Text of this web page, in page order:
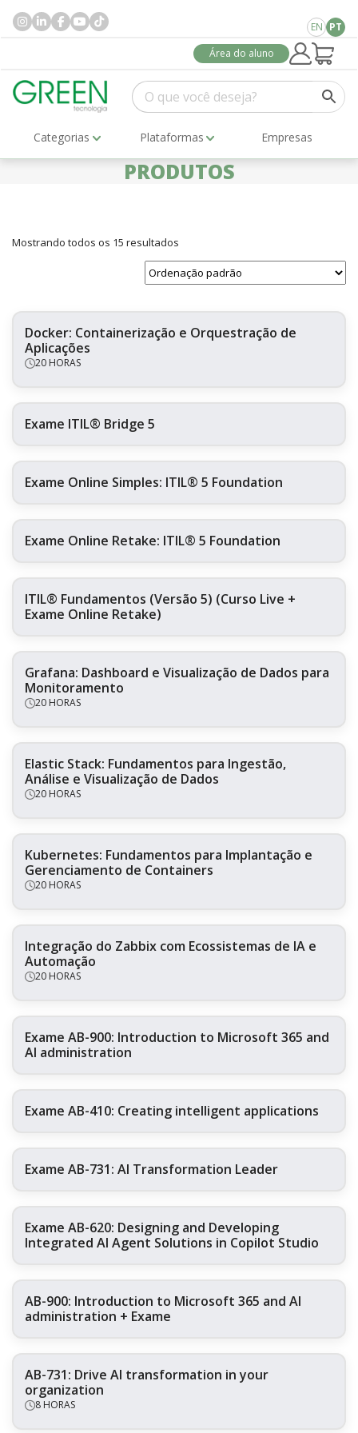
EN PT
Área do aluno
Categorias Plataformas Empresas
PRODUTOS
Mostrando todos os 15 resultados
Docker: Containerização e Orquestração de
Aplicações
20 HORAS
Exame ITIL® Bridge 5
Exame Online Simples: ITIL® 5 Foundation
Exame Online Retake: ITIL® 5 Foundation
ITIL® Fundamentos (Versão 5) (Curso Live +
Exame Online Retake)
Grafana: Dashboard e Visualização de Dados para
Monitoramento
20 HORAS
Elastic Stack: Fundamentos para Ingestão,
Análise e Visualização de Dados
20 HORAS
Kubernetes: Fundamentos para Implantação e
Gerenciamento de Containers
20 HORAS
Integração do Zabbix com Ecossistemas de IA e
Automação
20 HORAS
Exame AB-900: Introduction to Microsoft 365 and
AI administration
Exame AB-410: Creating intelligent applications
Exame AB-731: AI Transformation Leader
Exame AB-620: Designing and Developing
Integrated AI Agent Solutions in Copilot Studio
AB-900: Introduction to Microsoft 365 and AI
administration + Exame
AB-731: Drive AI transformation in your
organization
8 HORAS